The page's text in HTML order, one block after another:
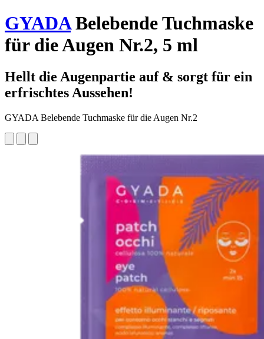
GYADABelebende Tuchmaske
für die Augen Nr.2, 5 ml
Hellt die Augenpartie auf & sorgt für ein
erfrischtes Aussehen!
GYADA Belebende Tuchmaske für die Augen Nr.2